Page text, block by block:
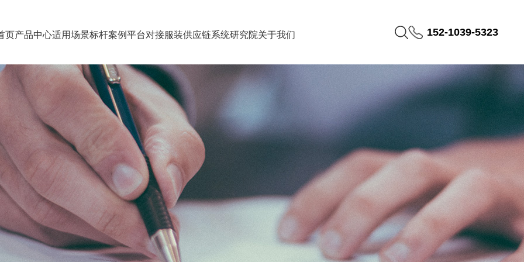
页产品中心适用场景标杆案例平台对接服装供应链系统研究院关于我们 152-1039-5323